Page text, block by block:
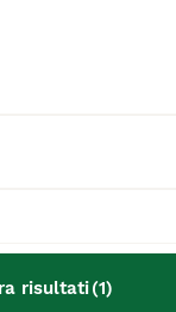
risultati(1)